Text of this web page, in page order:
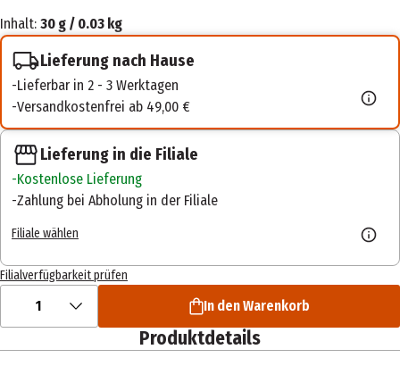
Inhalt: 30 g / 0.03 kg
Lieferung nach Hause
Lieferbar in 2 - 3 Werktagen
Versandkostenfrei ab 49,00 €
Lieferung in die Filiale
Kostenlose Lieferung
Zahlung bei Abholung in der Filiale
Filiale wählen
Filialverfügbarkeit prüfen
1 In den Warenkorb
Produktdetails